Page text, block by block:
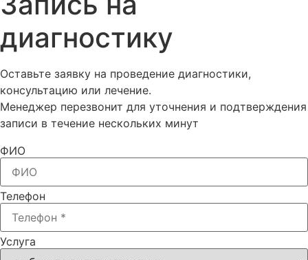
диагностику
Оставьте заявку на проведение диагностики,
консультацию или лечение.
Менеджер перезвонит для уточнения и подтверждения
записи в течение нескольких минут
ФИО
Телефон
Услуга